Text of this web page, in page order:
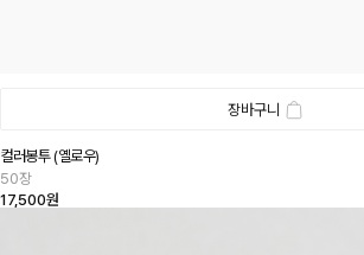
장바구니
컬러봉투 (옐로우)
50장
17,500원